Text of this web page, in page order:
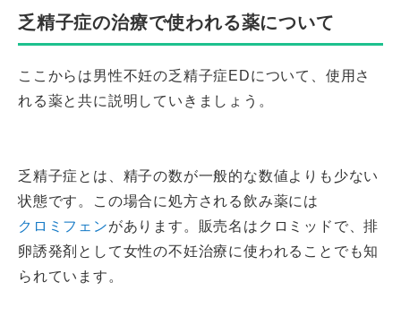
乏精子症の治療で使われる薬について
ここからは男性不妊の乏精子症EDについて、使用さ
れる薬と共に説明していきましょう。
乏精子症とは、精子の数が一般的な数値よりも少ない
状態です。この場合に処方される飲み薬には
クロミフェンがあります。販売名はクロミッドで、排
卵誘発剤として女性の不妊治療に使われることでも知
られています。